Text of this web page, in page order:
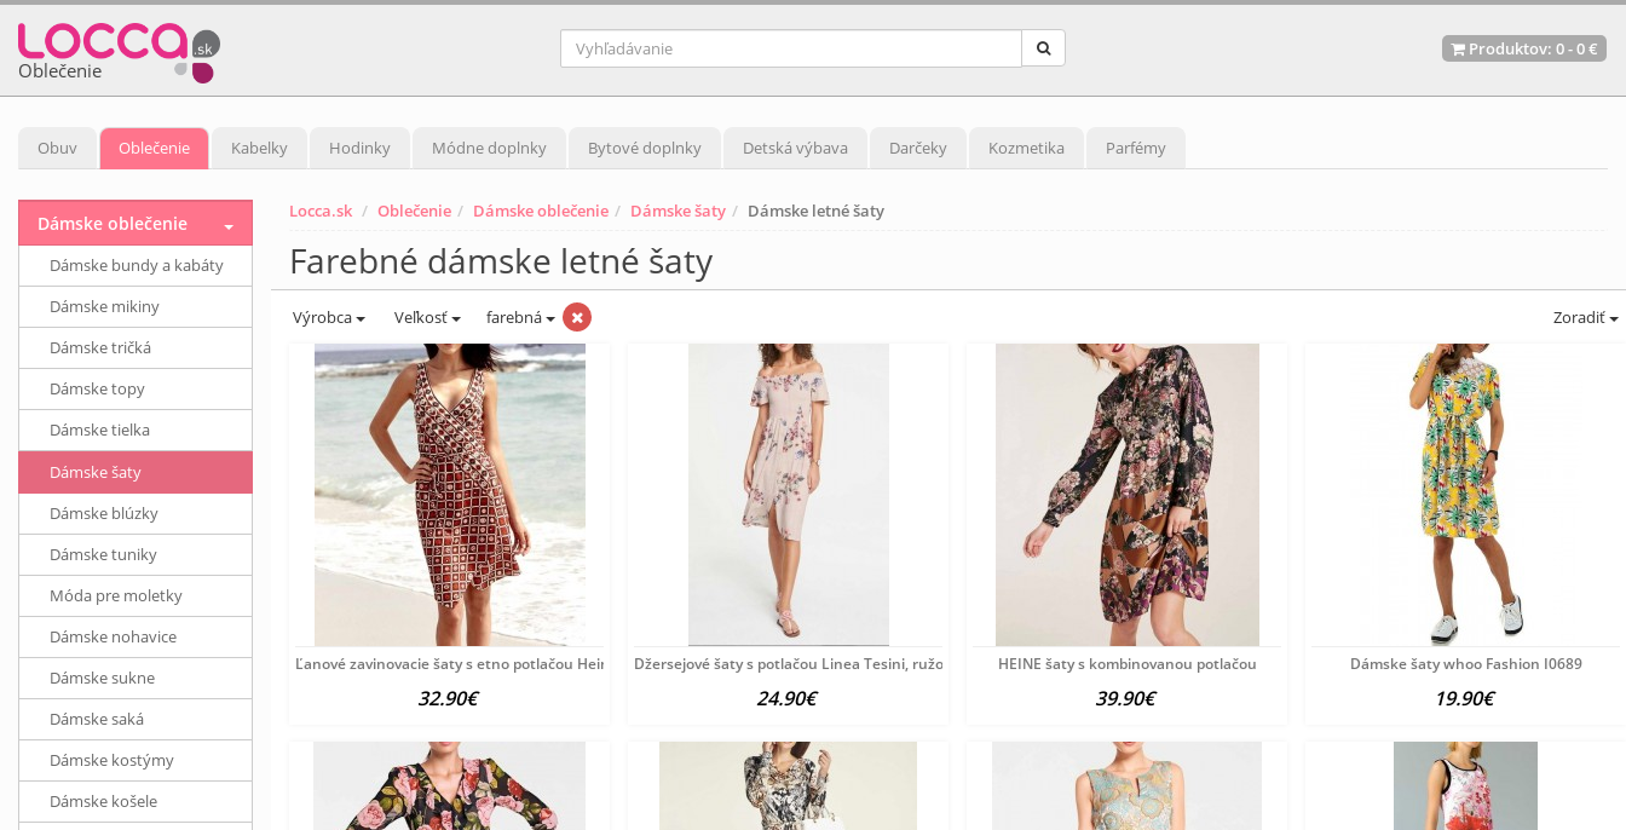
Oblečenie
Produktov: 0-0 €
Obuv Oblečenie Kabelky Hodinky Módne doplnky Bytové doplnky Detská výbava Darčeky Kozmetika Parfémy
Locca.sk Oblečenie Dámske oblečenie Dámske šaty Dámske letné šaty
Farebné dámske letné šaty
Výrobca Veľkosť farebná Zoradiť
Ľanové zavinovacie šaty s etno potlačou Heine, farebné
32.90€
Džersejové šaty s potlačou Linea Tesini, ružovo-farebné
24.90€
HEINE šaty s kombinovanou potlačou
39.90€
Dámske šaty whoo Fashion I0689
19.90€
Dámske oblečenie
Dámske bundy a kabáty
Dámske mikiny
Dámske tričká
Dámske topy
Dámske tielka
Dámske šaty
Dámske blúzky
Dámske tuniky
Móda pre moletky
Dámske nohavice
Dámske sukne
Dámske saká
Dámske kostýmy
Dámske košele